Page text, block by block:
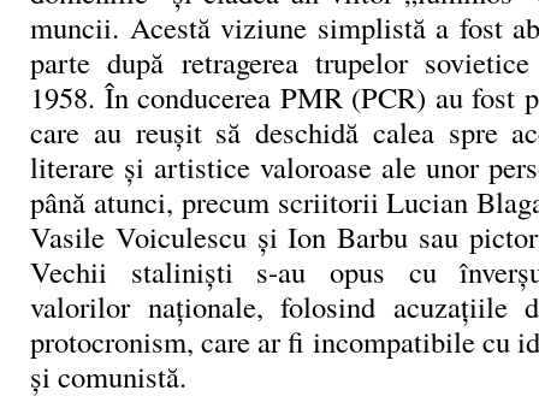
muncii. Acestă viziune simplistă a fost
parte după retragerea trupelor
1958. În conducerea PMR (PCR) au fost
care au reușit să deschidă calea spre
literare și artistice valoroase ale unor
până atunci, precum scriitorii Lucian
Vasile Voiculescu și Ion Barbu sau
Vechii staliniști s-au opus cu
valorilor naționale, folosind acuzațiile
protocronism, care ar fi incompatibile cu
și comunistă.